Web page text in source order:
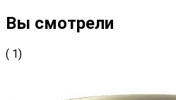
Вы смотрели
( 1)